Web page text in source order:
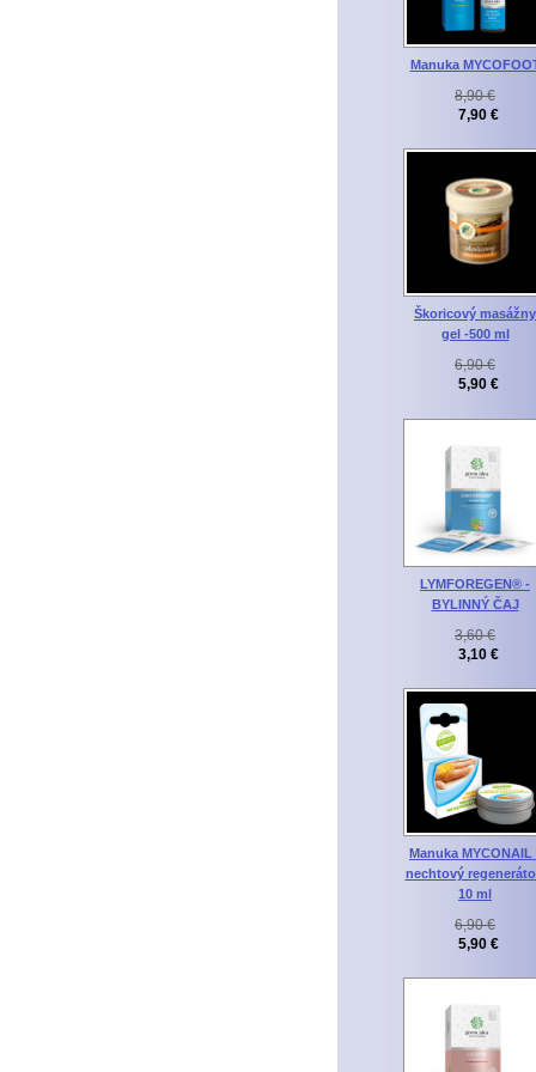
Manuka
8,90 €
7,90 €
Škoricový masážny
gel -500 ml
6,90 €
5,90 €
LYMFOREGEN® -
BYLINNÝ ČAJ
3,60 €
3,10 €
Manuka MYCONAIL
nechtový
10 ml
6,90 €
5,90 €